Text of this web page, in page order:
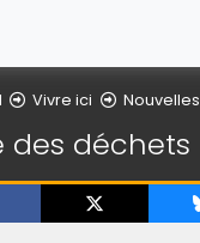
Vivre ici Nouvelles
des déchets